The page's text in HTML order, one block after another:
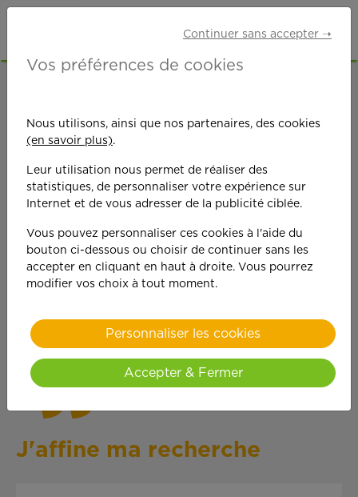
On est toujours plus
performant
cœur !
J'affine ma recherche
Continuer sans accepter ➝
Vos préférences de cookies
Nous utilisons, ainsi que nos partenaires, des cookies
(en savoir plus).
Leur utilisation nous permet de réaliser des
statistiques, de personnaliser votre expérience sur
Internet et de vous adresser de la publicité ciblée.
Vous pouvez personnaliser ces cookies à l'aide du
bouton ci-dessous ou choisir de continuer sans les
accepter en cliquant en haut à droite. Vous pourrez
modifier vos choix à tout moment.
Personnaliser les cookies
Accepter & Fermer